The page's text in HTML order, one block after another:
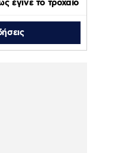
έγινε το τροχαίο